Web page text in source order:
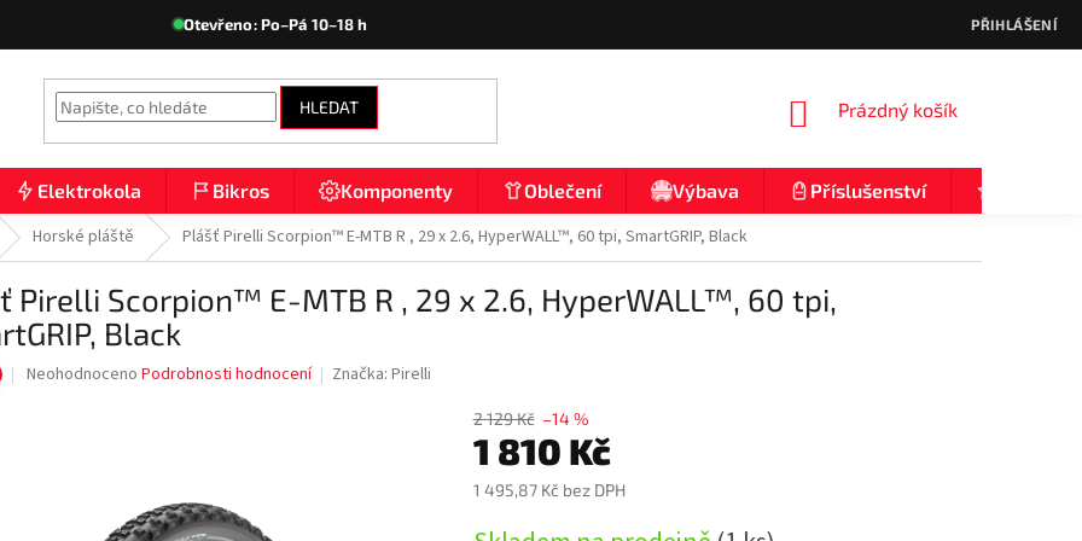
Otevřeno: Po–Pá 10–18 h PŘIHLÁŠENÍ
HLEDAT
NÁKUPNÍ
Prázdný košík
Elektrokola Bikros Komponenty Oblečení Výbava Příslušenství
Horské pláště Plášť Pirelli Scorpion™ E-MTB R , 29 x 2.6, HyperWALL™, 60 tpi, SmartGRIP, Black
Pirelli Scorpion™ E-MTB R , 29 x 2.6, HyperWALL™, 60 tpi,
Black
Průměrné
Neohodnoceno Podrobnosti hodnocení Značka: Pirelli
2 129 Kč –14 %
1 810 Kč
1 495,87 Kč bez DPH